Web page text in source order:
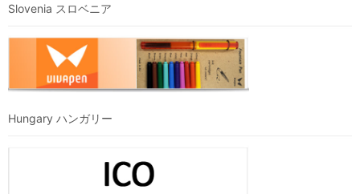
Slovenia スロベニア
Hungary ハンガリー